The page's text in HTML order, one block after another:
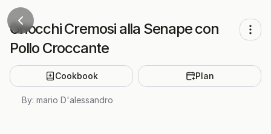
Gnocchi Cremosi alla Senape con
Pollo Croccante
Cookbook Plan
By: mario D'alessandro